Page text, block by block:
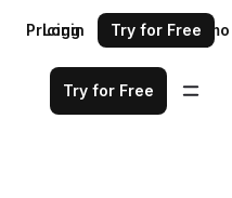
Pricing Request a demo
Login Try for Free
Try for Free